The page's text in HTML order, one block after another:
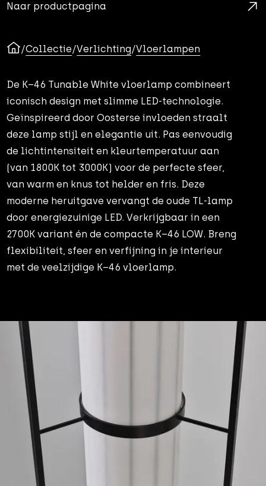
/Collectie/Verlichting/Vloerlampen
De K–46 Tunable White vloerlamp combineert
iconisch design met slimme LED-technologie.
Geïnspireerd door Oosterse invloeden straalt
deze lamp stijl en elegantie uit. Pas eenvoudig
de lichtintensiteit en kleurtemperatuur aan
(van 1800K tot 3000K) voor de perfecte sfeer,
van warm en knus tot helder en fris. Deze
moderne heruitgave vervangt de oude TL-lamp
door energiezuinige LED. Verkrijgbaar in een
2700K variant én de compacte K–46 LOW. Breng
flexibiliteit, sfeer en verfijning in je interieur
met de veelzijdige K–46 vloerlamp.
Naar productpagina